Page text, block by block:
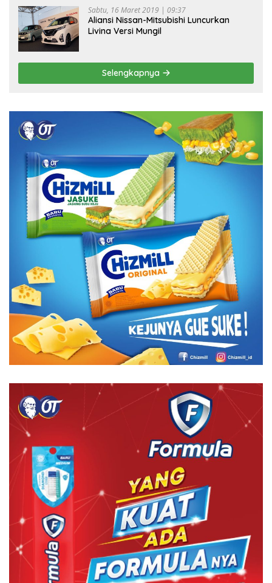
Sabtu, 16 Maret 2019 | 09:37
Aliansi Nissan-Mitsubishi Luncurkan
Livina Versi Mungil
Selengkapnya